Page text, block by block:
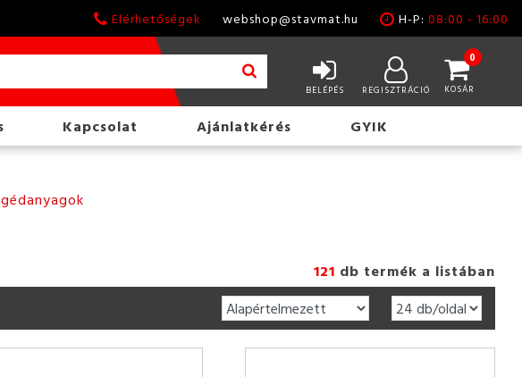
Elérhetőségek webshop@stavmat.hu H-P: 08:00 - 16:00
BELÉPÉS REGISZTRÁCIÓ
0
KOSÁR
Kapcsolat Ajánlatkérés GYIK
121 db termék a listában